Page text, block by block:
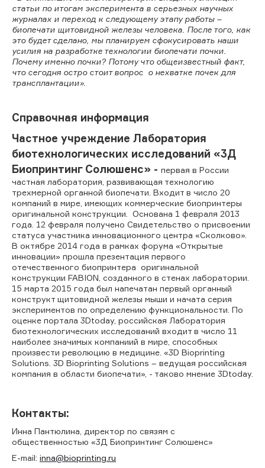
статьи по итогам эксперимента в серьезных научных
журналах и переход к следующему этапу работы –
биопечати щитовидной железы человека. После того, как
это будет сделано, мы планируем сфокусировать наши
усилия на разработке технологии биопечати почки.
Почему именно почки? Потому что общеизвестный факт,
что сегодня остро стоит вопрос о нехватке почек для
трансплантации».
Справочная информация
Частное учреждение Лаборатория
биотехнологических исследований «3Д
Биопринтинг Солюшенс» - первая в России
частная лаборатория, развивающая технологию
трехмерной органной биопечати. Входит в число 20
компаний в мире, имеющих коммерческие биопринтеры
оригинальной конструкции. Основана 1 февраля 2013
года. 12 февраля получено Свидетельство о присвоении
статуса участника инновационного центра «Сколково».
В октябре 2014 года в рамках форума «Открытые
инновации» прошла презентация первого
отечественного биопринтера оригинальной
конструкции FABION, созданного в стенах лаборатории.
15 марта 2015 года был напечатан первый органный
конструкт щитовидной железы мыши и начата серия
экспериментов по определению функциональности. По
оценке портала 3Dtoday, российская Лаборатория
биотехнологических исследований входит в число 11
наиболее значимых компаниий в мире, способных
произвести революцию в медицине. «3D Bioprinting
Solutions. 3D Bioprinting Solutions – ведущая российская
компания в области биопечати», - таково мнение 3Dtoday.
Контакты:
Инна Пантюлина, директор по связям с
общественностью «3Д Биопринтинг Солюшенс»
E-mail: inna@bioprinting.ru